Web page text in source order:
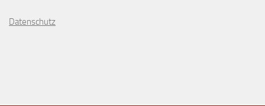
Datenschutz